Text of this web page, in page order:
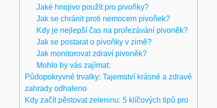
Jaké hnojivo použít pro pivoňky?
Jak se chránit proti nemocem pivoňek?
Kdy je nejlepší čas na prořezávání pivoněk?
Jak se postarat o pivoňky v zimě?
Jak monitorovat zdraví pivoněk?
Mohlo by vás zajímat:
Půdopokryvné trvalky: Tajemství krásné a zdravé
zahrady odhaleno
Kdy začít pěstovat zeleninu: 5 klíčových tipů pro